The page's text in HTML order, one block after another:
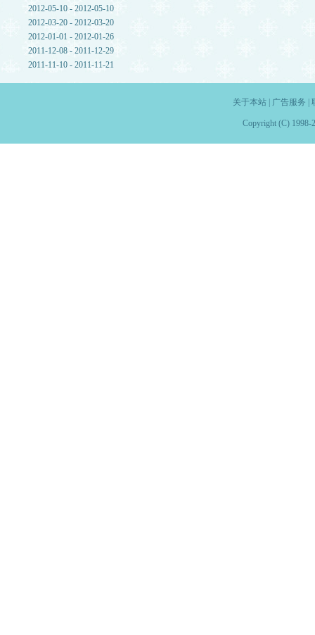
2012-05-10 - 2012-05-10
2012-03-20 - 2012-03-20
2012-01-01 - 2012-01-26
2011-12-08 - 2011-12-29
2011-11-10 - 2011-11-21
关于本站| 广告服务
Copyright (C) 1998-